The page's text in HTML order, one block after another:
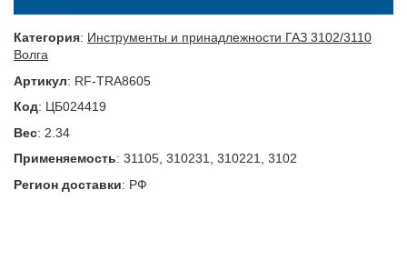
Категория: Инструменты и принадлежности ГАЗ 3102/3110
Волга
Артикул: RF-TRA8605
Код: ЦБ024419
Вес: 2.34
Применяемость: 31105, 310231, 310221, 3102
Регион доставки: РФ